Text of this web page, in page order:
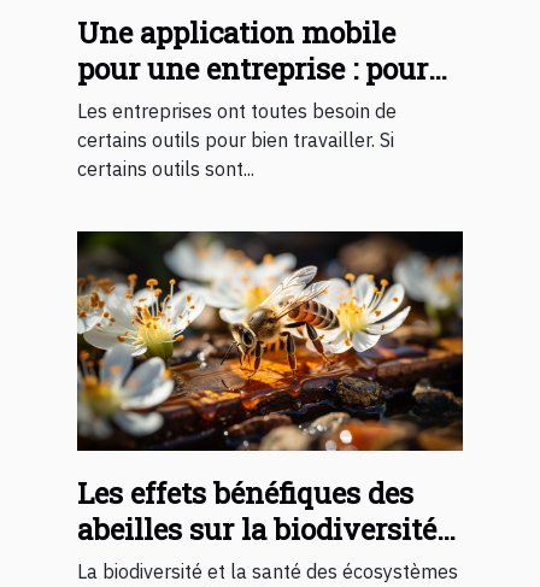
Une application mobile
pour une entreprise : pour
quelles fins ?
Les entreprises ont toutes besoin de
certains outils pour bien travailler. Si
certains outils sont...
Les effets bénéfiques des
abeilles sur la biodiversité
et les écosystèmes
La biodiversité et la santé des écosystèmes